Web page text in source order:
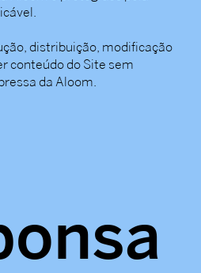
distribuição, modificação
conteúdo do Site sem
da Aloom.